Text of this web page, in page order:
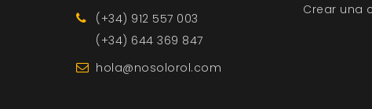
(+34) 912 557 003
(+34) 644 369 847
hola@nosolorol.com
Crear una